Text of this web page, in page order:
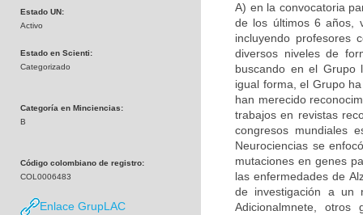
Estado UN:
Activo
Estado en Scienti:
Categorizado
Categoría en Minciencias:
B
Código colombiano de registro:
COL0006483
Enlace GrupLAC
A) en la convocatoria
de los últimos 6 años,
incluyendo profesores
diversos niveles de
buscando en el Grupo
igual forma, el Grupo
han merecido
trabajos en revistas
congresos mundiales
Neurociencias se
mutaciones en genes
las enfermedades de
de investigación a un
Adicionalmnete, otros